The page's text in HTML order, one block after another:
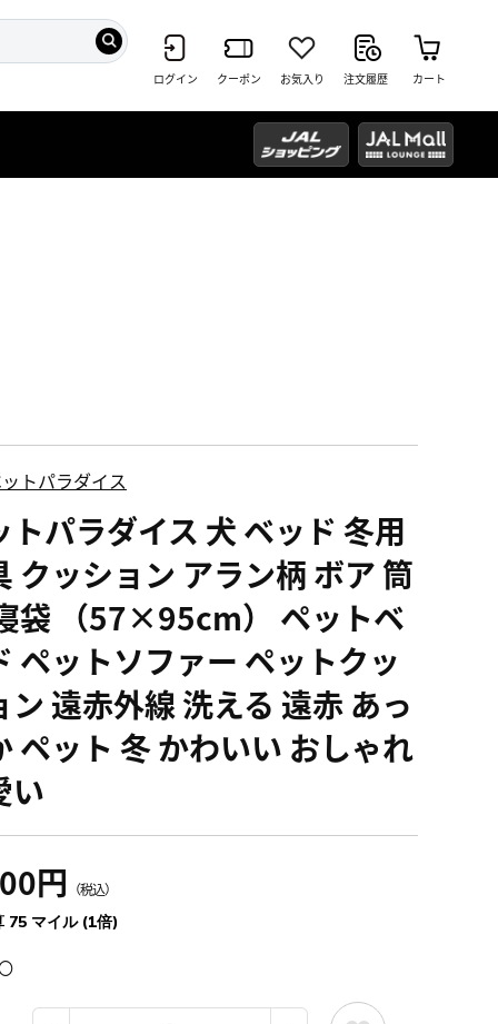
ログイン クーポン お気入り 注文履歴 カート
トパラダイス
トパラダイス 犬 ベッド 冬用
クッション アラン柄 ボア 筒
袋 （57×95cm） ペットベ
ペットソファー ペットクッ
ン 遠赤外線 洗える 遠赤 あっ
ペット 冬 かわいい おしゃれ
い
円 （税込）
75 マイル (1倍)